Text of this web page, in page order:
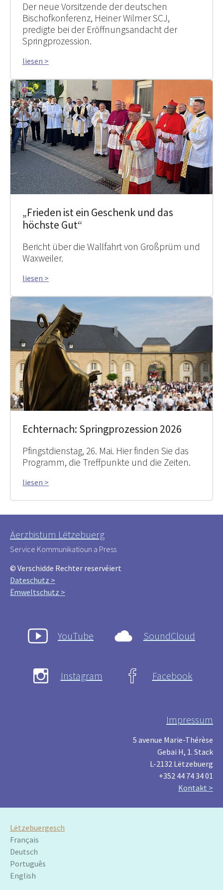
Der neue Vorsitzende der deutschen
Bischofkonferenz, Heiner Wilmer SCJ,
predigte bei der Eröffnungsandacht der
Springprozession.
liesen >
„Frieden ist ein Geschenk und das
höchste Gut“
Bericht über die Wallfahrt von Großprüm und
Waxweiler.
liesen >
Echternach: Springprozession 2026
Pfingstdienstag, 26. Mai. Hier finden Sie das
Programm, die Treffpunkte und die Zeiten.
liesen >
Äerzbistum Lëtzebuerg
Service Kommunikatioun a Press
© Verschidde Rechter reservéiert
Dateschutz >
Ëmweltschutz >
YouTube SoundCloud
Instagram Facebook
Impressum
5 avenue Marie-Thérèse
Gebai H, 1. Stack
L-2132 Lëtzebuerg
+352 44 74 34 01
Kontakt >
Lëtzebuergesch
Français
Deutsch
Português
English